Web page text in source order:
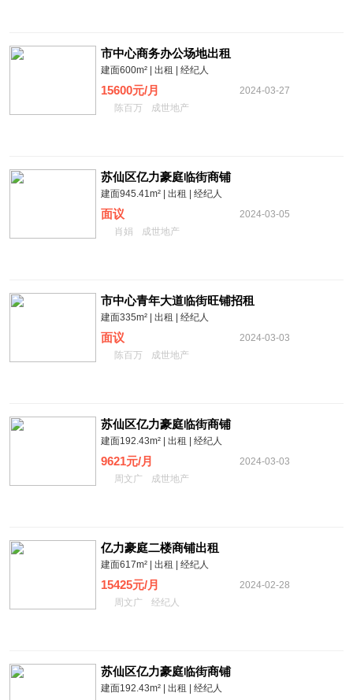
市中心商务办公场地出租
建面600m² | 出租 | 经纪人
15600元/月
2024-03-27
陈百万
成世地产
苏仙区亿力豪庭临街商铺
建面945.41m² | 出租 | 经纪人
面议
2024-03-05
肖娟
成世地产
市中心青年大道临街旺铺招租
建面335m² | 出租 | 经纪人
面议
2024-03-03
陈百万
成世地产
苏仙区亿力豪庭临街商铺
建面192.43m² | 出租 | 经纪人
9621元/月
2024-03-03
周文广
成世地产
亿力豪庭二楼商铺出租
建面617m² | 出租 | 经纪人
15425元/月
2024-02-28
周文广
经纪人
苏仙区亿力豪庭临街商铺
建面192.43m² | 出租 | 经纪人